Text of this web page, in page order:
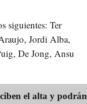
siguientes: Ter
Jordi Alba,
De Jong, Ansu
el alta y podrán